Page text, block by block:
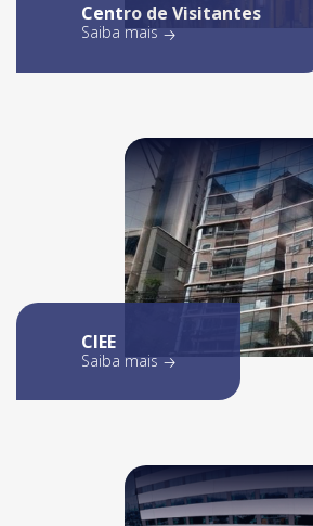
Centro de Visitantes
Saiba mais
CIEE
Saiba mais